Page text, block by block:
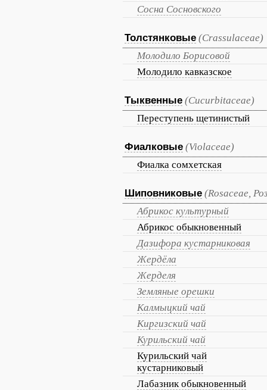
Сосна Сосновского
Толстянковые (Crassulaceae)
Молодило Борисовой
Молодило кавказское
Тыквенные (Cucurbitaceae)
Переступень щетинистый
Фиалковые (Violaceae)
Фиалка сомхетская
Шиповниковые (Rosaceae,
Абрикос культурный
Абрикос обыкновенный
Дазифора кустарниковая
Жердёла
Жерделя
Земляные орешки
Калмыцкий чай
Киргизский чай
Курильский чай
Курильский чай
кустарниковый
Лабазник обыкновенный